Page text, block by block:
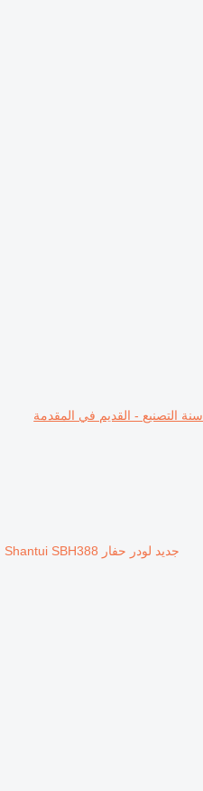
سنة التصنيع - القديم في المقدمة
جديد لودر حفار Shantui SBH388